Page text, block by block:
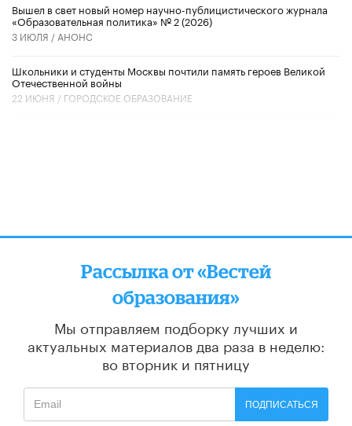
Вышел в свет новый номер научно-публицистического журнала
«Образовательная политика» № 2 (2026)
3 ИЮЛЯ / АНОНС
Школьники и студенты Москвы почтили память героев Великой
Отечественной войны
22 ИЮНЯ / ГОРОДСКОЕ ОБРАЗОВАНИЕ
Рассылка от «Вестей
образования»
Мы отправляем подборку лучших и
актуальных материалов два раза в неделю:
во вторник и пятницу
ПОДПИСАТЬСЯ